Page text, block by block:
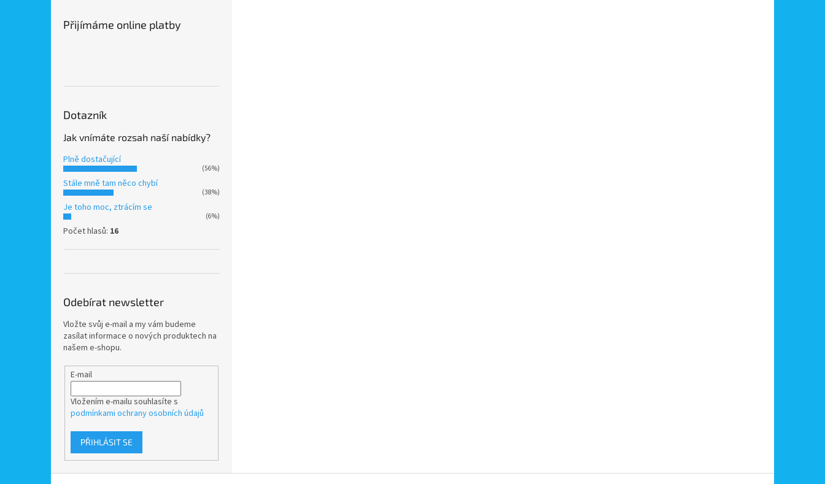
Přijímáme online platby
Dotazník
Jak vnímáte rozsah naší nabídky?
Plně dostačující
(56%)
Stále mně tam něco chybí
(38%)
Je toho moc, ztrácím se
(6%)
Počet hlasů: 16
Odebírat newsletter
Vložte svůj e-mail a my vám budeme
zasílat informace o nových produktech na
našem e-shopu.
E-mail
Vložením e-mailu souhlasíte s
podmínkami ochrany osobních údajů
PŘIHLÁSIT SE